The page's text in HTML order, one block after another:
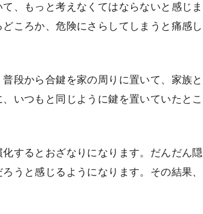
、もっと考えなくてはならないと感じま
ころか、危険にさらしてしまうと痛感し
段から合鍵を家の周りに置いて、家族と
いつもと同じように鍵を置いていたとこ
するとおざなりになります。だんだん隠
うと感じるようになります。その結果、